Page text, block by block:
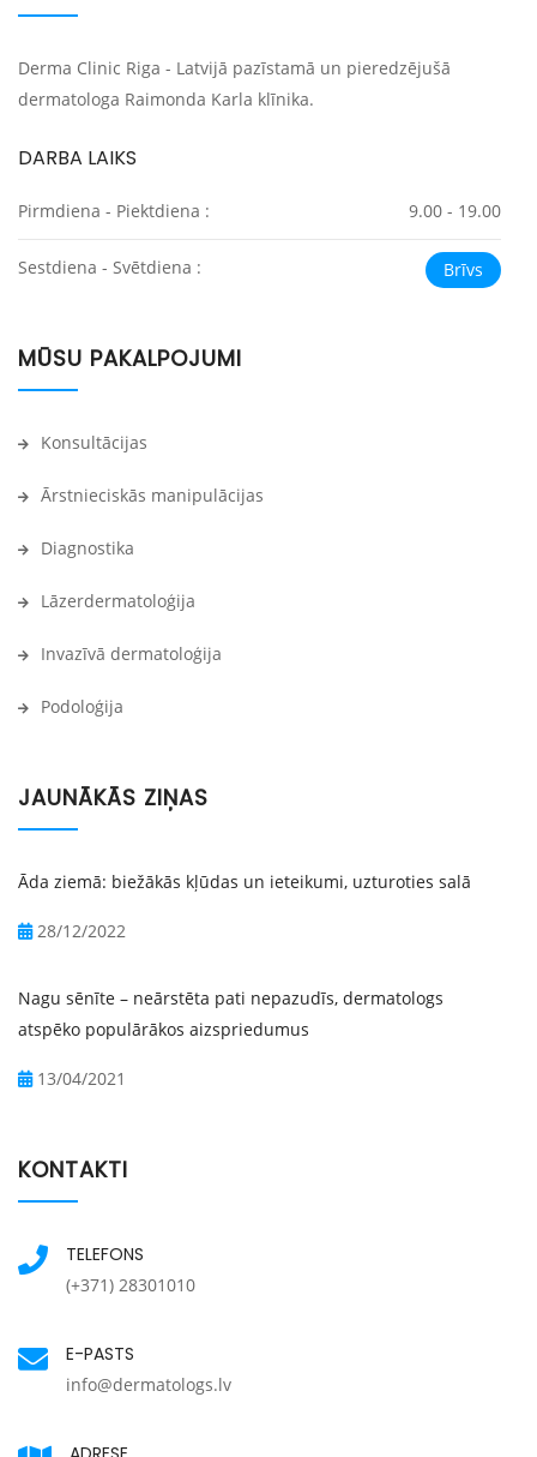
Derma Clinic Riga - Latvijā pazīstamā un pieredzējušā
dermatologa Raimonda Karla klīnika.
DARBA LAIKS
Pirmdiena - Piektdiena : 9.00 - 19.00
Sestdiena - Svētdiena : Brīvs
MŪSU PAKALPOJUMI
Konsultācijas
Ārstnieciskās manipulācijas
Diagnostika
Lāzerdermatoloģija
Invazīvā dermatoloģija
Podoloģija
JAUNĀKĀS ZIŅAS
Āda ziemā: biežākās kļūdas un ieteikumi, uzturoties salā
28/12/2022
Nagu sēnīte – neārstēta pati nepazudīs, dermatologs
atspēko populārākos aizspriedumus
13/04/2021
KONTAKTI
TELEFONS
(+371) 28301010
E-PASTS
info@dermatologs.lv